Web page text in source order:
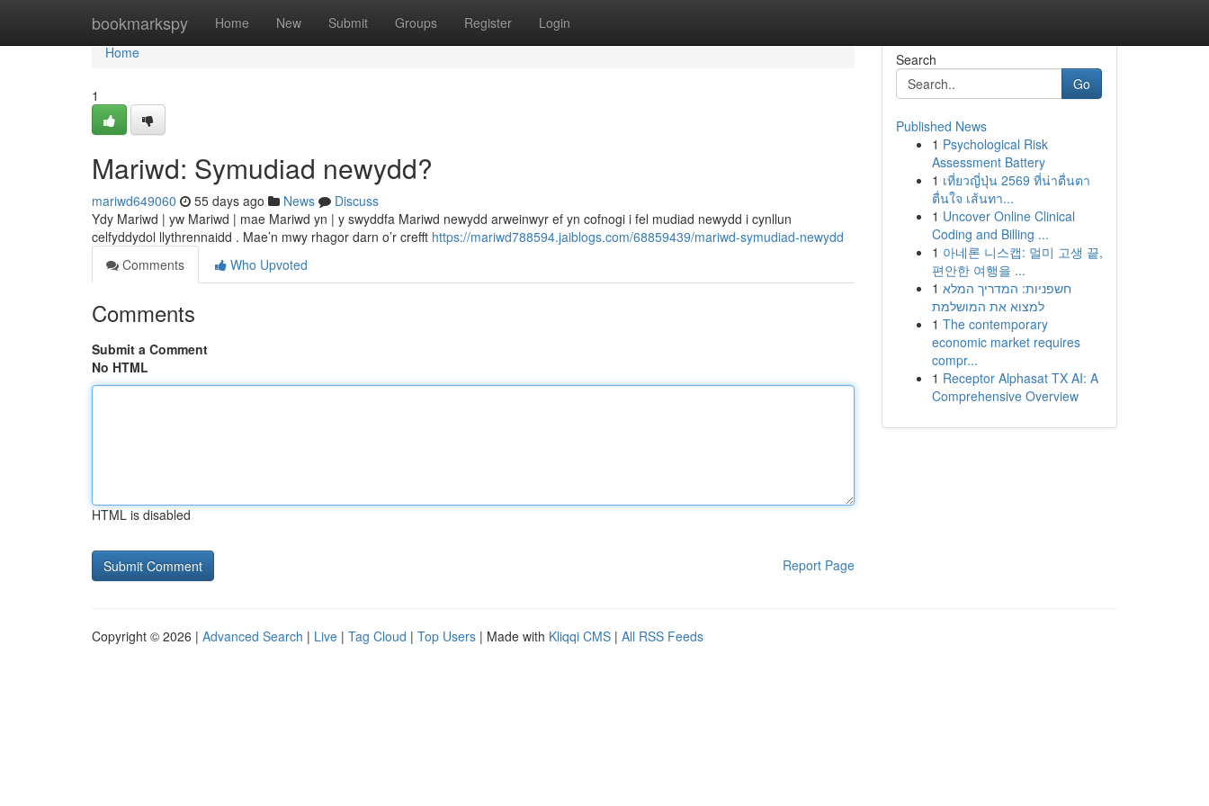
bookmarkspy Home New Submit Groups Register Login
Home
Home
1
Mariwd: Symudiad newydd?
mariwd649060 55 days ago News
Discuss
Ydy Mariwd | yw Mariwd | mae Mariwd yn | y swyddfa Mariwd newydd arweinwyr ef yn cofnogi i fel mudiad newydd i cynllun
celfyddydol llythrennaidd . Mae’n mwy rhagor darn o’r crefft https://mariwd788594.jaiblogs.com/68859439/mariwd-symudiad-newydd
Comments
Who Upvoted
Comments
Submit a Comment
No HTML
HTML is disabled
Report Page
Search
Go
Published News
1 Psychological Risk
Assessment Battery
1 เที่ยวญี่ปุ่น 2569 ที่น่าตื่นตา
ตื่นใจ เส้นทา...
1 Uncover Online Clinical
Coding and Billing ...
1 아네론 니스캡: 멀미 고생 끝,
편안한 여행을 ...
1 חשפניות: המדריך המלא
למצוא את המושלמת
1 The contemporary
economic market requires
compr...
1 Receptor Alphasat TX AI: A
Comprehensive Overview
Copyright © 2026 | Advanced Search | Live | Tag Cloud | Top Users | Made with Kliqqi CMS | All RSS Feeds